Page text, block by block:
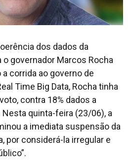
dos dados da
governador Marcos Rocha
corrida ao governo de
Time Big Data, Rocha tinha
contra 18% dados a
Nesta quinta-feira (23/06), a
a imediata suspensão da
por considerá-la irregular e